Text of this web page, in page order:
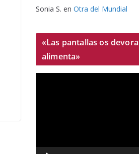
Sonia S. en Otra del Mundial
«Las pantallas os
alimenta»